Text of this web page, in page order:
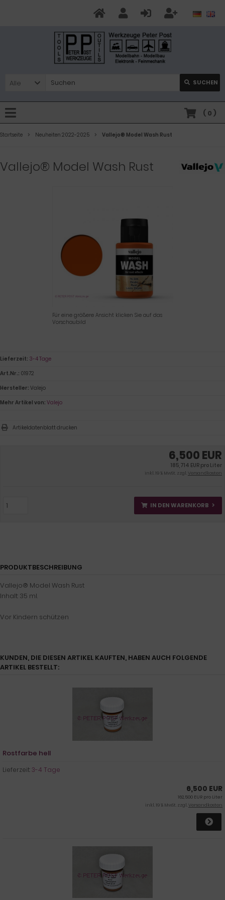
Alle SUCHEN
( 0 )
Startseite Neuheiten 2022-2025 Vallejo® Model Wash Rust
Vallejo® Model Wash Rust
Für eine größere Ansicht klicken Sie auf das
Vorschaubild
6,500 EUR
185,714 EUR pro Liter
inkl. 19 % MwSt. zzgl.Versandkosten
IN DEN WARENKORB
Lieferzeit: 3-4 Tage
Art.Nr.: 01972
Hersteller: Valejo
Mehr Artikel von: Valejo
Artikeldatenblatt drucken
PRODUKTBESCHREIBUNG
Vallejo® Model Wash Rust
Inhalt: 35 ml.
Vor Kindern schützen
KUNDEN, DIE DIESEN ARTIKEL KAUFTEN, HABEN AUCH FOLGENDE
ARTIKEL BESTELLT:
Rostfarbe hell
Lieferzeit:3-4 Tage
6,500 EUR
162,500 EUR pro Liter
inkl. 19 % MwSt. zzgl.Versandkosten